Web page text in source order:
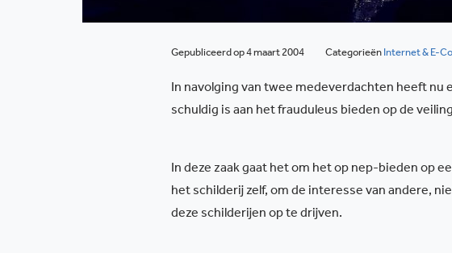
Gepubliceerd op 4 maart 2004 Categorieën Internet & E-
In navolging van twee medeverdachten heeft nu
schuldig is aan het frauduleus bieden op de
In deze zaak gaat het om het op nep-bieden op
het schilderij zelf, om de interesse van andere,
deze schilderijen op te drijven.